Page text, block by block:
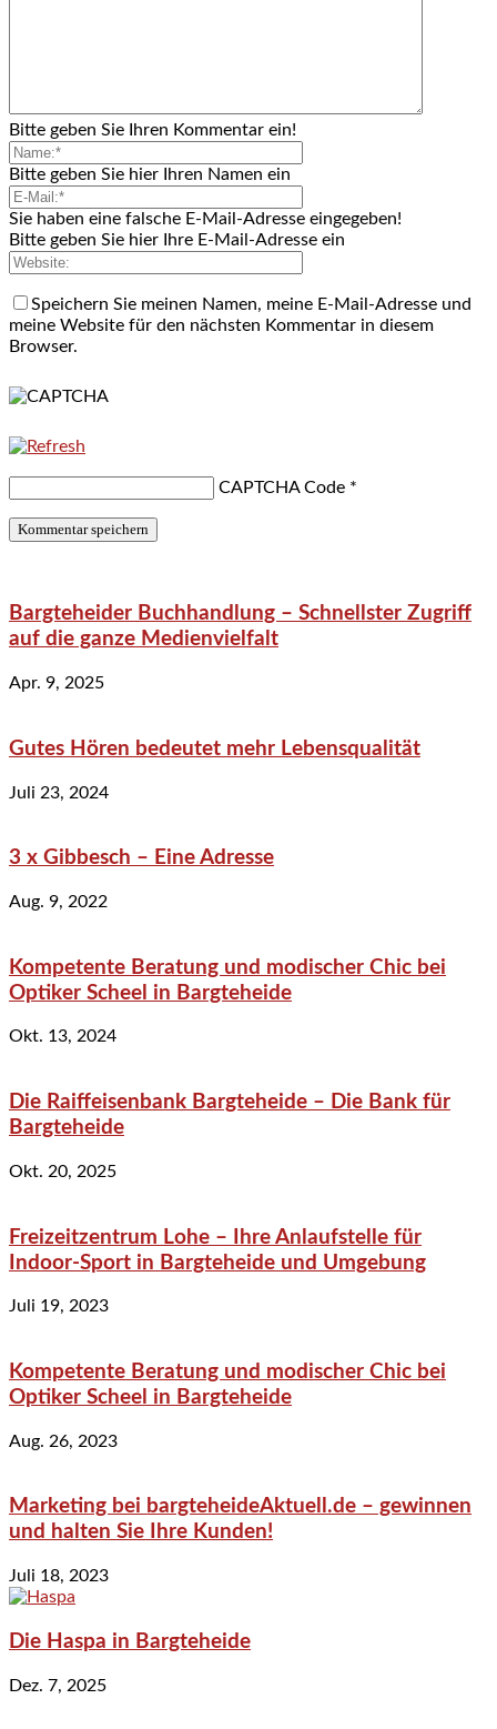
Bitte geben Sie Ihren Kommentar ein!
Bitte geben Sie hier Ihren Namen ein
Sie haben eine falsche E-Mail-Adresse eingegeben!
Bitte geben Sie hier Ihre E-Mail-Adresse ein
Speichern Sie meinen Namen, meine E-Mail-Adresse und
meine Website für den nächsten Kommentar in diesem
Browser.
CAPTCHA Code *
Bargteheider Buchhandlung – Schnellster Zugriff
auf die ganze Medienvielfalt
Apr. 9, 2025
Gutes Hören bedeutet mehr Lebensqualität
Juli 23, 2024
3 x Gibbesch – Eine Adresse
Aug. 9, 2022
Kompetente Beratung und modischer Chic bei
Optiker Scheel in Bargteheide
Okt. 13, 2024
Die Raiffeisenbank Bargteheide – Die Bank für
Bargteheide
Okt. 20, 2025
Freizeitzentrum Lohe – Ihre Anlaufstelle für
Indoor-Sport in Bargteheide und Umgebung
Juli 19, 2023
Kompetente Beratung und modischer Chic bei
Optiker Scheel in Bargteheide
Aug. 26, 2023
Marketing bei bargteheideAktuell.de – gewinnen
und halten Sie Ihre Kunden!
Juli 18, 2023
Die Haspa in Bargteheide
Dez. 7, 2025